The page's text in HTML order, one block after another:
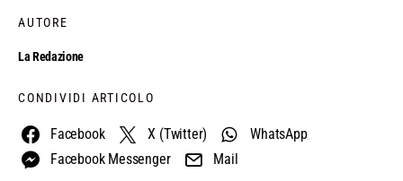
AUTORE
La Redazione
CONDIVIDI ARTICOLO
Facebook X (Twitter)
WhatsApp
Facebook Messenger
Mail